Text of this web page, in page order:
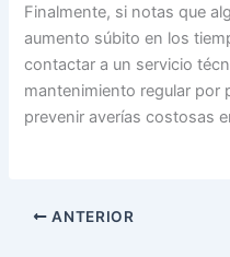
Finalmente, si notas que
aumento súbito en los
contactar a un servicio
mantenimiento regular por
prevenir averías costosas
ANTERIOR